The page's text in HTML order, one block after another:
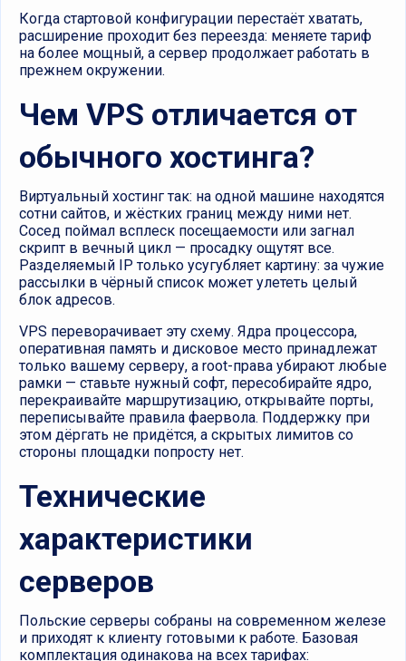
Когда стартовой конфигурации перестаёт хватать,
расширение проходит без переезда: меняете тариф
на более мощный, а сервер продолжает работать в
прежнем окружении.
Чем VPS отличается от
обычного хостинга?
Виртуальный хостинг так: на одной машине находятся
сотни сайтов, и жёстких границ между ними нет.
Сосед поймал всплеск посещаемости или загнал
скрипт в вечный цикл — просадку ощутят все.
Разделяемый IP только усугубляет картину: за чужие
рассылки в чёрный список может улететь целый
блок адресов.
VPS переворачивает эту схему. Ядра процессора,
оперативная память и дисковое место принадлежат
только вашему серверу, а root-права убирают любые
рамки — ставьте нужный софт, пересобирайте ядро,
перекраивайте маршрутизацию, открывайте порты,
переписывайте правила фаервола. Поддержку при
этом дёргать не придётся, а скрытых лимитов со
стороны площадки попросту нет.
Технические
характеристики
серверов
Польские серверы собраны на современном железе
и приходят к клиенту готовыми к работе. Базовая
комплектация одинакова на всех тарифах: